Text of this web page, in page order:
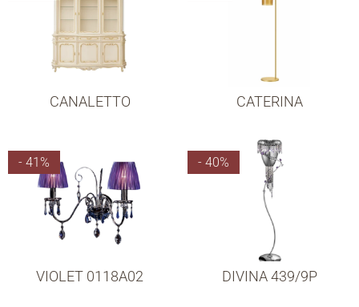
CANALETTO CATERINA
- 41%
VIOLET 0118A02
- 40%
DIVINA 439/9P